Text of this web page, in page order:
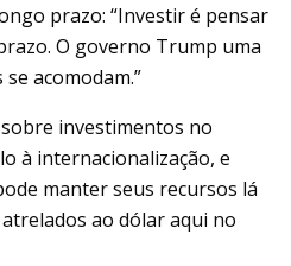
prazo: “Investir é pensar
O governo Trump uma
acomodam.”
investimentos no
à internacionalização, e
manter seus recursos lá
ao dólar aqui no